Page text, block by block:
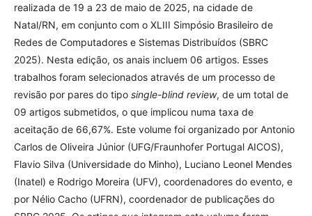
realizada de 19 a 23 de maio de 2025, na cidade de
Natal/RN, em conjunto com o XLIII Simpósio Brasileiro de
Redes de Computadores e Sistemas Distribuídos (SBRC
2025). Nesta edição, os anais incluem 06 artigos. Esses
trabalhos foram selecionados através de um processo de
revisão por pares do tipo single-blind review, de um total de
09 artigos submetidos, o que implicou numa taxa de
aceitação de 66,67%. Este volume foi organizado por Antonio
Carlos de Oliveira Júnior (UFG/Fraunhofer Portugal AICOS),
Flavio Silva (Universidade do Minho), Luciano Leonel Mendes
(Inatel) e Rodrigo Moreira (UFV), coordenadores do evento, e
por Nélio Cacho (UFRN), coordenador de publicações do